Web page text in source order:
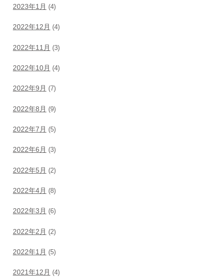
2023年1月 (4)
2022年12月 (4)
2022年11月 (3)
2022年10月 (4)
2022年9月 (7)
2022年8月 (9)
2022年7月 (5)
2022年6月 (3)
2022年5月 (2)
2022年4月 (8)
2022年3月 (6)
2022年2月 (2)
2022年1月 (5)
2021年12月 (4)